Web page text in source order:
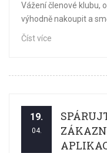
Vážení členové klubu,
výhodně nakoupit a
Číst více
19.
04.